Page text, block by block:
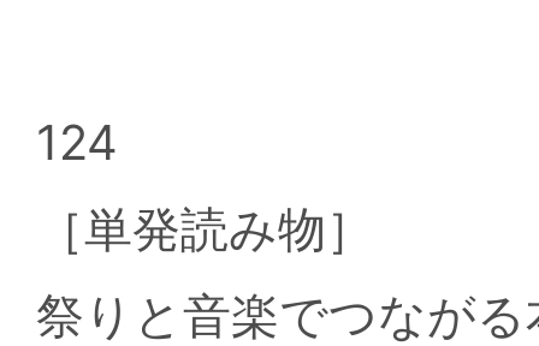
124
［単発読み物］
祭りと音楽でつなが